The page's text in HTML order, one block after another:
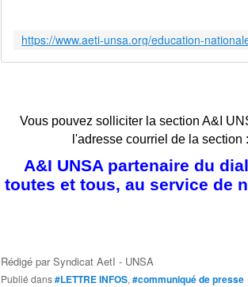
Vous pouvez solliciter la section A&I
l'adresse courriel de la section :
A&I UNSA partenaire du
toutes et tous, au service de
Rédigé parSyndicat AetI - UNSA
Publié dans#LETTRE INFOS, #communiqué de presse